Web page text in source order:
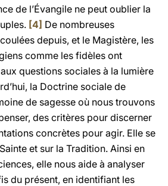
de l’Évangile ne peut oublier la
[4] De nombreuses
depuis, et le Magistère, les
comme les fidèles ont
questions sociales à la lumière
la Doctrine sociale de
de sagesse où nous trouvons
des critères pour discerner
concrètes pour agir. Elle se
et sur la Tradition. Ainsi en
elle nous aide à analyser
du présent, en identifiant les